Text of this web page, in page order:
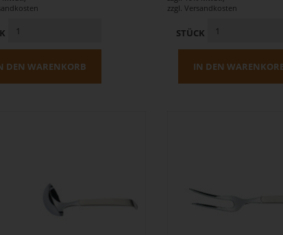
DEN WARENKORB
zzgl.Versandkosten
STÜCK
IN DEN